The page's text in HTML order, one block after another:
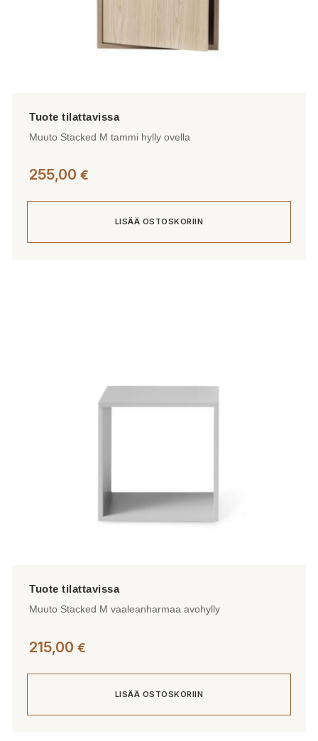
Muuto Stacked M tammi hylly ovella
255,00 €
LISÄÄ OSTOSKORIIN
Muuto Stacked M vaaleanharmaa avohylly
215,00 €
LISÄÄ OSTOSKORIIN